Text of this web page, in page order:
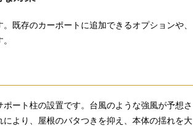
既存のカーポートに追加できるオプションや、
ート柱の設置です。台風のような強風が予想さ
より、屋根のバタつきを抑え、本体の揺れを大